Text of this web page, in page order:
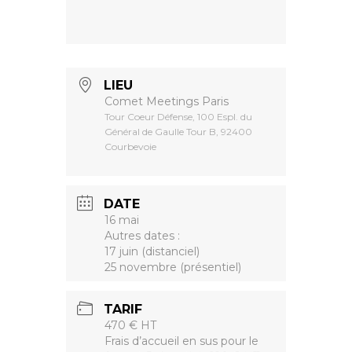
LIEU
Comet Meetings Paris
Tour Coeur Défense, 100 Espl. du
Général de Gaulle Tour B, 92400
Courbevoie
DATE
16 mai
Autres dates :
17 juin (distanciel)
25 novembre (présentiel)
TARIF
470 € HT
Frais d’accueil en sus pour le